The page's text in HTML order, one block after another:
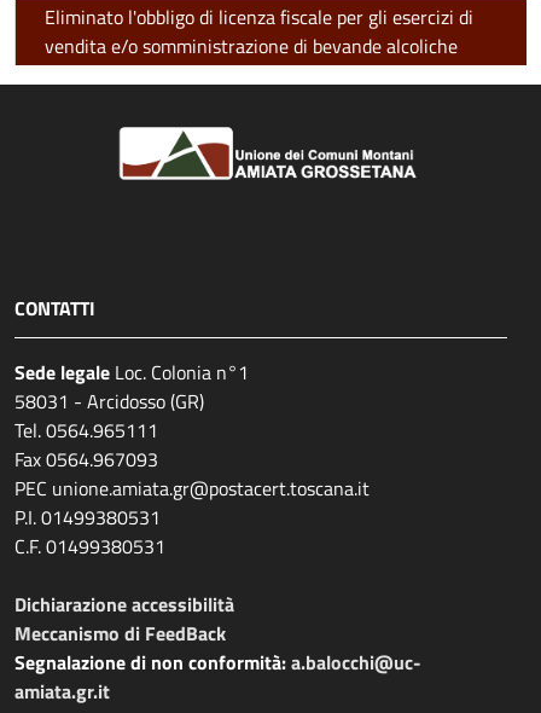
Eliminato l'obbligo di licenza fiscale per gli esercizi di
vendita e/o somministrazione di bevande alcoliche
CONTATTI
Sede legale Loc. Colonia n°1
58031 - Arcidosso (GR)
Tel. 0564.965111
Fax 0564.967093
PEC unione.amiata.gr@postacert.toscana.it
P.I. 01499380531
C.F. 01499380531
Dichiarazione accessibilità
Meccanismo di FeedBack
Segnalazione di non conformità:a.balocchi@uc-
amiata.gr.it